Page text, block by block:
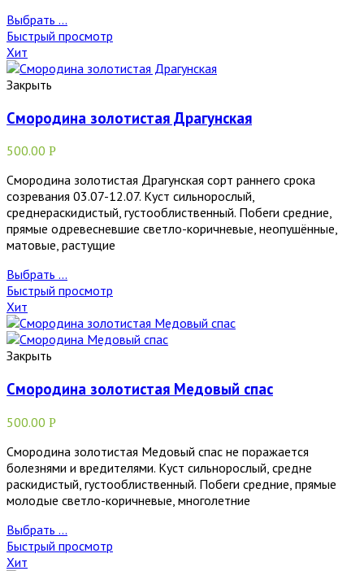
Выбрать ...
Быстрый просмотр
Хит
Закрыть
Смородина золотистая Драгунская
500.00 Р
Смородина золотистая Драгунская сорт раннего срока
созревания 03.07-12.07. Куст сильнорослый,
среднераскидистый, густооблиственный. Побеги средние,
прямые одревесневшие светло-коричневые, неопушённые,
матовые, растущие
Выбрать ...
Быстрый просмотр
Хит
Закрыть
Смородина золотистая Медовый спас
500.00 Р
Смородина золотистая Медовый спас не поражается
болезнями и вредителями. Куст сильнорослый, средне
раскидистый, густооблиственный. Побеги средние, прямые
молодые светло-коричневые, многолетние
Выбрать ...
Быстрый просмотр
Хит